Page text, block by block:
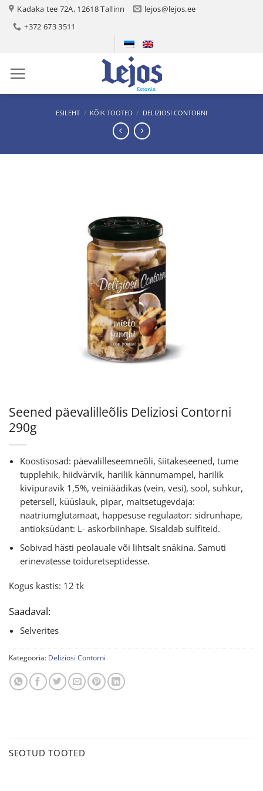
Skip
content
Kadaka tee 72A, 12618 Tallinn
lejos@lejos.ee
+372 673 3511
ESILEHT / KÕIK TOOTED / DELIZIOSI CONTORNI
Seened päevalilleõlis Deliziosi Contorni
290g
Koostisosad: päevalilleseemneõli, šiitakeseened, tume
tupplehik, hiidvärvik, harilik kännumampel, harilik
kivipuravik 1,5%, veiniäädikas (vein, vesi), sool, suhkur,
petersell, küüslauk, pipar, maitsetugevdaja:
naatriumglutamaat, happesuse regulaator: sidrunhape,
antioksüdant: L- askorbiinhape. Sisaldab sulfiteid.
Sobivad hästi peolauale või lihtsalt snäkina. Samuti
erinevatesse toiduretseptidesse.
Kogus kastis: 12 tk
Saadaval:
Selverites
Kategooria: Deliziosi Contorni
SEOTUD TOOTED